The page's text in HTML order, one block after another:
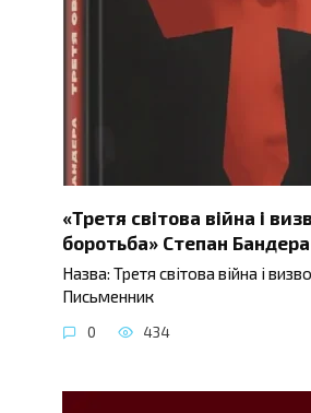
«Третя світова війна і
боротьба» Степан Бандера
Назва: Третя світова війна і
Письменник
0 434